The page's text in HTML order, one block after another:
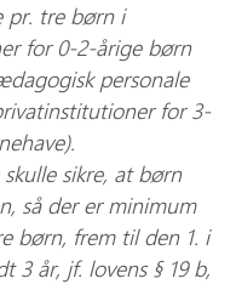
pr. tre børn i
for 0-2-årige børn
personale
for 3-
sikre, at børn
så der er minimum
børn, frem til den 1. i
3 år, jf. lovens § 19 b,